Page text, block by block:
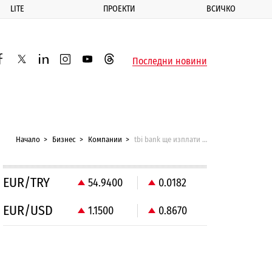
LITE ПРОЕКТИ ВСИЧКО
twitterlinkedininstagram
youtubethreadsПоследни новини
Начало Бизнес Компании tbi bank ще изплати предсрочно облигации за 10 млн. евро
EUR/TRY 54.9400 0.0182
EUR/USD 1.1500 0.8670